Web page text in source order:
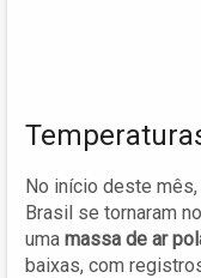
No início deste
Brasil se tornaram
uma massa de ar
baixas, com